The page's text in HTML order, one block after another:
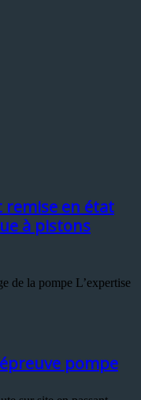
remise en état
à pistons
de la pompe L’expertise
pompe